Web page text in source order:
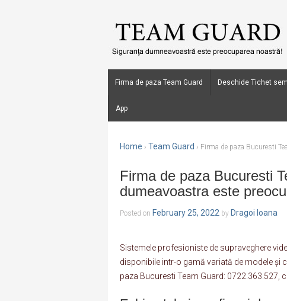
Firma de paza Team Guard Deschide Tichet
App
Home › Team Guard › Firma de paza Bucuresti
Firma de paza Bucuresti
dumeavoastra este
Posted on February 25, 2022 by Dragoi Ioana
Sistemele profesioniste de supraveghere
disponibile intr-o gamă variată de modele și
paza Bucuresti Team Guard: 0722.363.527,